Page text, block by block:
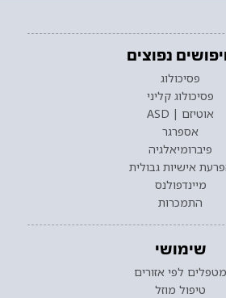
נפוצים
פסיכולוג
פסיכולוג קליני
אוטיזם | ASD
אספרגר
פיברומיאלגיה
אישיות גבולית
מיינדפולנס
התמכרות
שימושי
מטפלים לפי אזורים
טיפול מוזל